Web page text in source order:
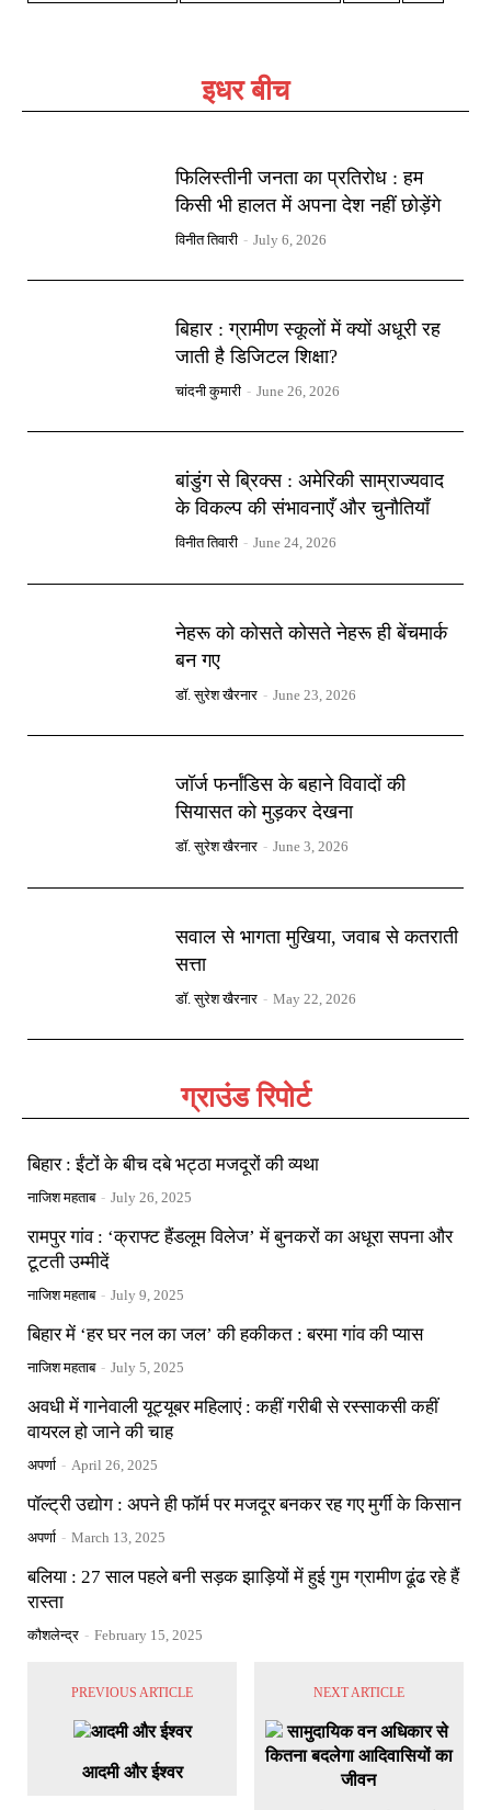
इधर बीच
फिलिस्तीनी जनता का प्रतिरोध : हम
किसी भी हालत में अपना देश नहीं छोड़ेंगे
विनीत तिवारी - July 6, 2026
बिहार : ग्रामीण स्कूलों में क्यों अधूरी रह
जाती है डिजिटल शिक्षा?
चांदनी कुमारी - June 26, 2026
बांडुंग से ब्रिक्स : अमेरिकी साम्राज्यवाद
के विकल्प की संभावनाएँ और चुनौतियाँ
विनीत तिवारी - June 24, 2026
नेहरू को कोसते कोसते नेहरू ही बेंचमार्क
बन गए
डॉ. सुरेश खैरनार - June 23, 2026
जॉर्ज फर्नांडिस के बहाने विवादों की
सियासत को मुड़कर देखना
डॉ. सुरेश खैरनार - June 3, 2026
सवाल से भागता मुखिया, जवाब से कतराती
सत्ता
डॉ. सुरेश खैरनार - May 22, 2026
ग्राउंड रिपोर्ट
बिहार : ईंटों के बीच दबे भट्ठा मजदूरों की व्यथा
नाजिश महताब - July 26, 2025
रामपुर गांव : ‘क्राफ्ट हैंडलूम विलेज’ में बुनकरों का अधूरा सपना और
टूटती उम्मीदें
नाजिश महताब - July 9, 2025
बिहार में ‘हर घर नल का जल’ की हकीकत : बरमा गांव की प्यास
नाजिश महताब - July 5, 2025
अवधी में गानेवाली यूट्यूबर महिलाएं : कहीं गरीबी से रस्साकसी कहीं
वायरल हो जाने की चाह
अपर्णा - April 26, 2025
पॉल्ट्री उद्योग : अपने ही फॉर्म पर मजदूर बनकर रह गए मुर्गी के किसान
अपर्णा - March 13, 2025
बलिया : 27 साल पहले बनी सड़क झाड़ियों में हुई गुम ग्रामीण ढूंढ रहे हैं
रास्ता
कौशलेन्द्र - February 15, 2025
PREVIOUS ARTICLE
आदमी और ईश्वर
NEXT ARTICLE